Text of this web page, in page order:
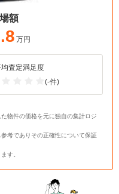
額
万円
査定満足度
(-件)
物件の価格を元に独自の集計ロジ
考でありその正確性について保証
す。